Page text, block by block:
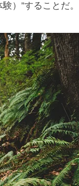
）”することだ。